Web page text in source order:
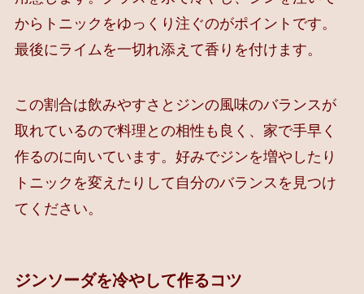
からトニックをゆっくり注ぐのがポイントです。
最後にライムを一切れ添えて香りを付けます。
この割合は飲みやすさとジンの風味のバランスが
取れているので料理との相性も良く、家で手早く
作るのに向いています。好みでジンを増やしたり
トニックを変えたりして自分のバランスを見つけ
てください。
ジンソーダを冷やして作るコツ